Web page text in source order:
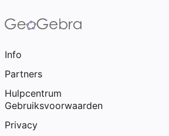
Info
Partners
Hulpcentrum
Gebruiksvoorwaarden
Privacy